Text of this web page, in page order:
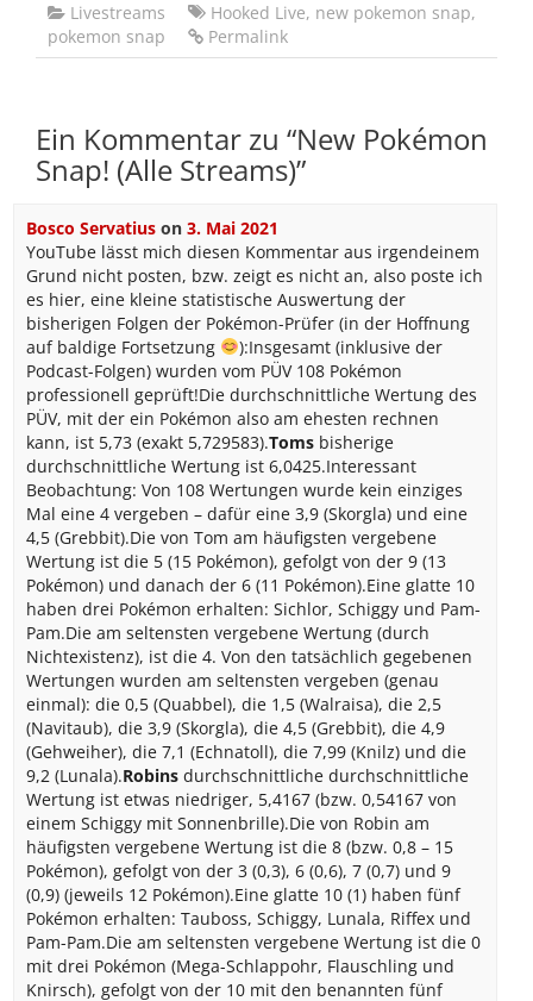
Livestreams Hooked Live, new pokemon snap,
pokemon snap
Permalink
Ein Kommentar zu “New Pokémon
Snap! (Alle Streams)”
Bosco Servatiuson 3. Mai 2021
YouTube lässt mich diesen Kommentar aus irgendeinem
Grund nicht posten, bzw. zeigt es nicht an, also poste ich
es hier, eine kleine statistische Auswertung der
bisherigen Folgen der Pokémon-Prüfer (in der Hoffnung
auf baldige Fortsetzung
):Insgesamt (inklusive der
Podcast-Folgen) wurden vom PÜV 108 Pokémon
professionell geprüft!Die durchschnittliche Wertung des
PÜV, mit der ein Pokémon also am ehesten rechnen
kann, ist 5,73 (exakt 5,729583).Tomsbisherige
durchschnittliche Wertung ist 6,0425.Interessant
Beobachtung: Von 108 Wertungen wurde kein einziges
Mal eine 4 vergeben – dafür eine 3,9 (Skorgla) und eine
4,5 (Grebbit).Die von Tom am häufigsten vergebene
Wertung ist die 5 (15 Pokémon), gefolgt von der 9 (13
Pokémon) und danach der 6 (11 Pokémon).Eine glatte 10
haben drei Pokémon erhalten: Sichlor, Schiggy und Pam-
Pam.Die am seltensten vergebene Wertung (durch
Nichtexistenz), ist die 4. Von den tatsächlich gegebenen
Wertungen wurden am seltensten vergeben (genau
einmal): die 0,5 (Quabbel), die 1,5 (Walraisa), die 2,5
(Navitaub), die 3,9 (Skorgla), die 4,5 (Grebbit), die 4,9
(Gehweiher), die 7,1 (Echnatoll), die 7,99 (Knilz) und die
9,2 (Lunala).Robinsdurchschnittliche durchschnittliche
Wertung ist etwas niedriger, 5,4167 (bzw. 0,54167 von
einem Schiggy mit Sonnenbrille).Die von Robin am
häufigsten vergebene Wertung ist die 8 (bzw. 0,8 – 15
Pokémon), gefolgt von der 3 (0,3), 6 (0,6), 7 (0,7) und 9
(0,9) (jeweils 12 Pokémon).Eine glatte 10 (1) haben fünf
Pokémon erhalten: Tauboss, Schiggy, Lunala, Riffex und
Pam-Pam.Die am seltensten vergebene Wertung ist die 0
mit drei Pokémon (Mega-Schlappohr, Flauschling und
Knirsch), gefolgt von der 10 mit den benannten fünf